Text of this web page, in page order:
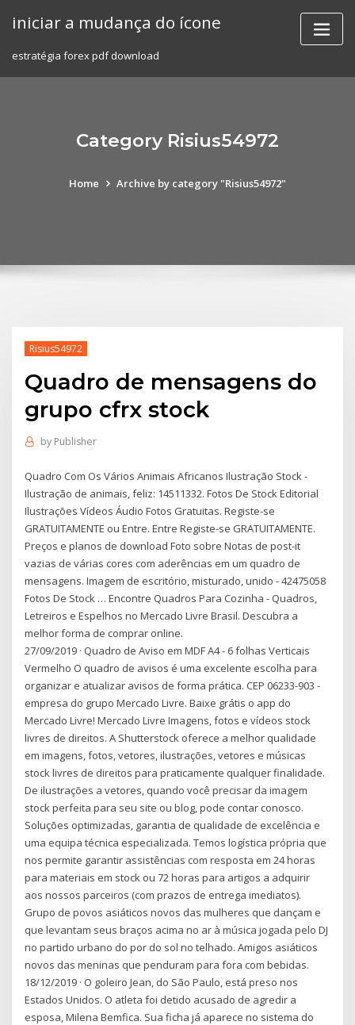
iniciar a mudança do ícone
estratégia forex pdf download
Category Risius54972
Home Archive by category "Risius54972"
Risius54972
Quadro de mensagens do
grupo cfrx stock
by Publisher
Quadro Com Os Vários Animais Africanos Ilustração Stock -
Ilustração de animais, feliz: 14511332. Fotos De Stock Editorial
Ilustrações Vídeos Áudio Fotos Gratuitas. Registe-se
GRATUITAMENTE ou Entre. Entre Registe-se GRATUITAMENTE.
Preços e planos de download Foto sobre Notas de post-it
vazias de várias cores com aderências em um quadro de
mensagens. Imagem de escritório, misturado, unido - 42475058
Fotos De Stock … Encontre Quadros Para Cozinha - Quadros,
Letreiros e Espelhos no Mercado Livre Brasil. Descubra a
melhor forma de comprar online.
27/09/2019 · Quadro de Aviso em MDF A4 - 6 folhas Verticais
Vermelho O quadro de avisos é uma excelente escolha para
organizar e atualizar avisos de forma prática. CEP 06233-903 -
empresa do grupo Mercado Livre. Baixe grátis o app do
Mercado Livre! Mercado Livre Imagens, fotos e vídeos stock
livres de direitos. A Shutterstock oferece a melhor qualidade
em imagens, fotos, vetores, ilustrações, vetores e músicas
stock livres de direitos para praticamente qualquer finalidade.
De ilustrações a vetores, quando você precisar da imagem
stock perfeita para seu site ou blog, pode contar conosco.
Soluções optimizadas, garantia de qualidade de excelência e
uma equipa técnica especializada. Temos logística própria que
nos permite garantir assistências com resposta em 24 horas
para materiais em stock ou 72 horas para artigos a adquirir
aos nossos parceiros (com prazos de entrega imediatos).
Grupo de povos asiáticos novos das mulheres que dançam e
que levantam seus braços acima no ar à música jogada pelo DJ
no partido urbano do por do sol no telhado. Amigos asiáticos
novos das meninas que penduram para fora com bebidas.
18/12/2019 · O goleiro Jean, do São Paulo, está preso nos
Estados Unidos. O atleta foi detido acusado de agredir a
esposa, Milena Bemfica. Sua ficha já aparece no sistema do